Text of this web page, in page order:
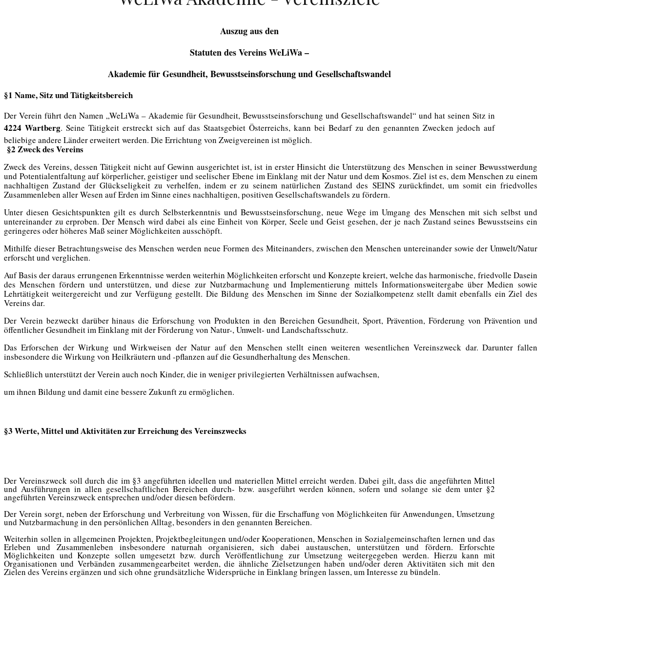
Auszug aus den
Statuten des VereinsWeLiWa–
AkademiefürGesundheit, Bewusstseinsforschungund Gesellschaftswandel
§1 Name, Sitz und Tätigkeitsbereich
Der Verein führt den Namen „WeLiWa – Akademie für Gesundheit, Bewusstseinsforschung und Gesellschaftswandel“ und hat seinen Sitz in
4224 Wartberg. Seine Tätigkeit erstreckt sich auf das Staatsgebiet Österreichs, kann bei Bedarf zu den genannten Zwecken jedoch auf
beliebige andere Ländererweitert werden. Die Errichtung von Zweigvereinen istmöglich.
§2 Zweck des Vereins
Zweck des Vereins, dessen Tätigkeit nicht auf Gewinn ausgerichtet ist, ist in erster Hinsicht die Unterstützung des Menschenin seiner Bewusstwerdung
und Potentialentfaltung auf körperlicher, geistiger und seelischer Ebene im Einklang mit der Natur und dem Kosmos. Ziel ist es, dem Menschen zu einem
nachhaltigen Zustand der Glückseligkeit zu verhelfen, indemerzu seinem natürlichen Zustand des SEINS zurückfindet, um somit ein friedvolles
Zusammenleben aller Wesen auf Erden im Sinne eines nachhaltigen, positiven Gesellschaftswandels zu fördern.
Unter diesen Gesichtspunkten gilt es durch Selbsterkenntnis und Bewusstseinsforschung, neue Wege im Umgang des Menschen mit sich selbst und
untereinander zu erproben. Der Mensch wird dabei als eine Einheit von Körper, Seele und Geist gesehen, der je nach Zustand seines Bewusstseins ein
geringeres oder höheres Maß seiner Möglichkeiten ausschöpft.
Mithilfe dieser Betrachtungsweise des Menschen werden neue Formen des Miteinanders, zwischen den Menschen untereinander sowie der Umwelt/Natur
erforscht und verglichen.
Auf Basis derdaraus errungenen Erkenntnisse werden weiterhin Möglichkeiten erforscht und Konzepte kreiert, welche das harmonische, friedvolle Dasein
des Menschen fördern und unterstützen,und diese zur Nutzbarmachung und Implementierung mittels Informationsweitergabe über Medien sowie
Lehrtätigkeit weitergereicht und zur Verfügung gestellt. Die Bildung des Menschen im Sinne der Sozialkompetenz stellt damit ebenfalls ein Ziel des
Vereins dar.
Der Verein bezweckt darüber hinaus dieErforschung von Produkten in den Bereichen Gesundheit, Sport, Prävention, Förderung von Prävention und
öffentlicher Gesundheit im Einklang mit der Förderung von Natur-, Umwelt- und Landschaftsschutz.
Das Erforschen der Wirkung und Wirkweisen der Natur auf den Menschen stellt einen weiteren wesentlichenVereinszweck dar. Darunter fallen
insbesondere die Wirkung von Heilkräutern und -pflanzen auf die Gesundherhaltung des Menschen.
Schließlich unterstützt der Verein auch noch Kinder, die in weniger privilegierten Verhältnissen aufwachsen,
um ihnen Bildung und damit eine bessere Zukunft zu ermöglichen.
§3 Werte, Mittel und Aktivitäten zur Erreichung des Vereinszwecks
Der Vereinszweck soll durch die im §3 angeführten ideellen und materiellen Mittel erreicht werden. Dabei gilt, dass die angeführten Mittel
und Ausführungen in allen gesellschaftlichen Bereichen durch- bzw. ausgeführt werden können, sofern und solange sie dem unter §2
angeführten Vereinszweck entsprechen und/oder diesen befördern.
Der Verein sorgt, neben der Erforschung und Verbreitung von Wissen, für die Erschaffung von Möglichkeiten für Anwendungen, Umsetzung
und Nutzbarmachung in den persönlichen Alltag, besonders in den genannten Bereichen.
Weiterhin sollen in allgemeinen Projekten, Projektbegleitungen und/oder Kooperationen, Menschen in Sozialgemeinschaften lernen und das
Erleben und Zusammenleben insbesonderenaturnah organisieren, sich dabei austauschen, unterstützen und fördern. Erforschte
Möglichkeiten und Konzepte sollen umgesetzt bzw. durch Veröffentlichung zur Umsetzung weitergegeben werden. Hierzu kann mit
Organisationen und Verbänden zusammengearbeitet werden, die ähnliche Zielsetzungen haben und/oder deren Aktivitäten sich mit den
Zielen des Vereins ergänzen und sich ohne grundsätzliche Widersprüche in Einklang bringen lassen, um Interesse zu bündeln.